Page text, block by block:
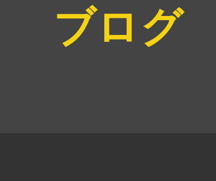
ブログ